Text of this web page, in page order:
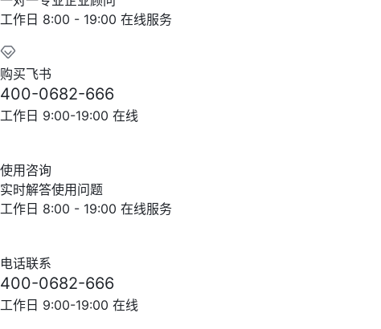
工作日 8:00 - 19:00 在线服务
购买飞书
400-0682-666
工作日 9:00-19:00 在线
使用咨询
实时解答使用问题
工作日 8:00 - 19:00 在线服务
电话联系
400-0682-666
工作日 9:00-19:00 在线